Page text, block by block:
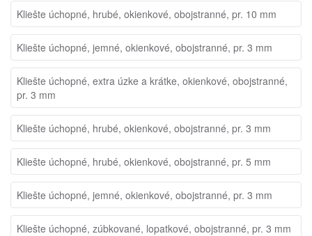
Kliešte úchopné, hrubé, okienkové, obojstranné, pr. 10 mm
Kliešte úchopné, jemné, okienkové, obojstranné, pr. 3 mm
Kliešte úchopné, extra úzke a krátke, okienkové, obojstranné,
pr. 3 mm
Kliešte úchopné, hrubé, okienkové, obojstranné, pr. 3 mm
Kliešte úchopné, hrubé, okienkové, obojstranné, pr. 5 mm
Kliešte úchopné, jemné, okienkové, obojstranné, pr. 3 mm
Kliešte úchopné, zúbkované, lopatkové, obojstranné, pr. 3 mm